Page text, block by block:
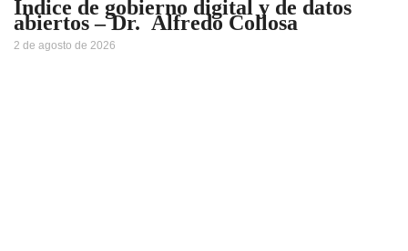
Índice de gobierno digital y de datos
abiertos – Dr. Alfredo Collosa
2 de agosto de 2026